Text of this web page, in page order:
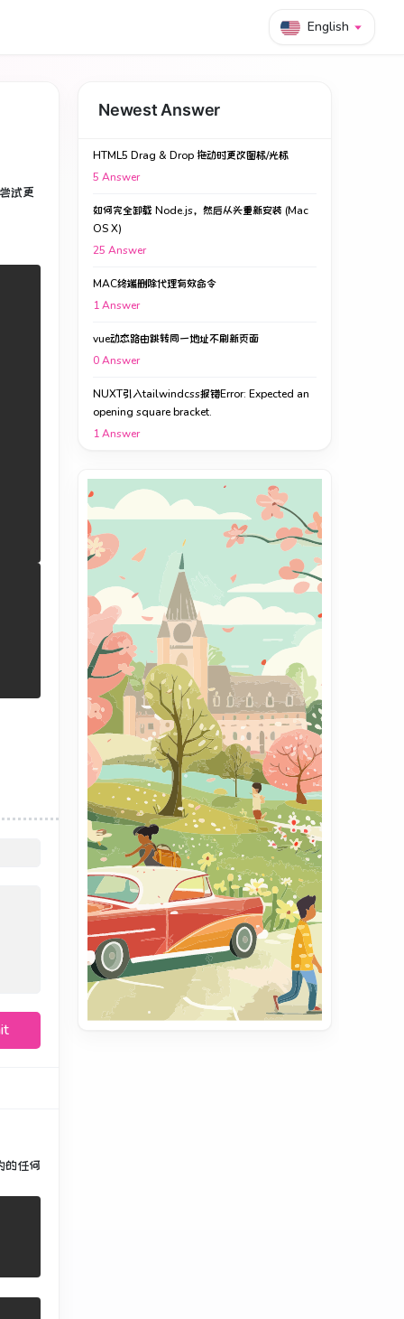
English
试更
的任何
Newest Answer
HTML5 Drag & Drop 拖动时更改图标/光标
5 Answer
如何完全卸载 Node.js，然后从头重新安装 (Mac
OS X)
25 Answer
MAC终端删除代理有效命令
1Answer
vue动态路由跳转同一地址不刷新页面
0Answer
NUXT引入tailwindcss报错Error: Expected an
opening square bracket.
1Answer